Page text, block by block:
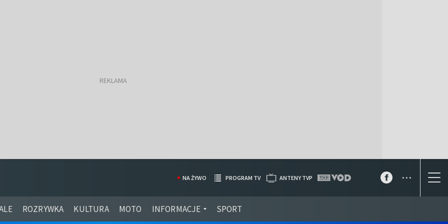
ROZRYWKA KULTURA MOTO INFORMACJE SPORT
NA ŻYWO PROGRAM TV ANTENY TVP ...